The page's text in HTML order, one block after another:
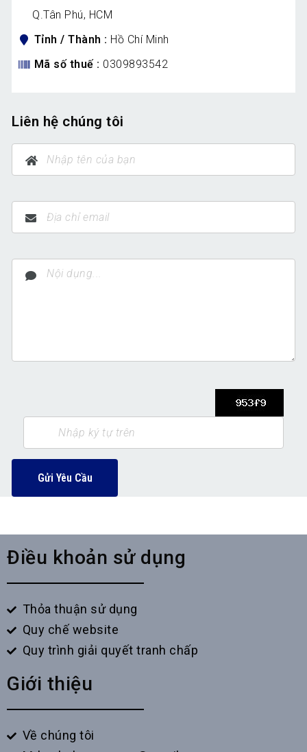
Q.Tân Phú, HCM
Tỉnh / Thành
Hồ Chí Minh
Mã số thuế
0309893542
Liên hệ chúng tôi
Gửi Yêu Cầu
Điều khoản sử dụng
Thỏa thuận sử dụng
Quy chế website
Quy trình giải quyết tranh chấp
Giới thiệu
Về chúng tôi